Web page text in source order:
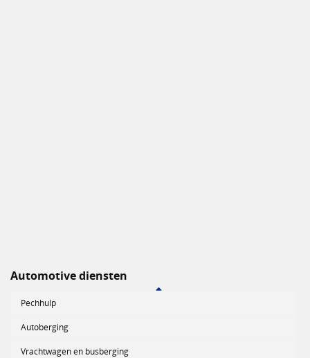
Automotive diensten
Pechhulp
Autoberging
Vrachtwagen en busberging